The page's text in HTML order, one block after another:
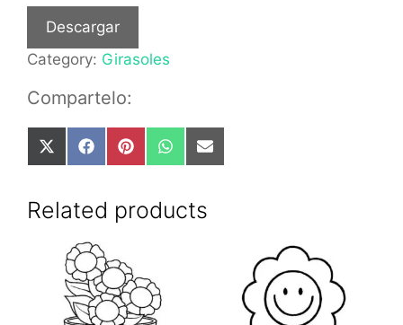
Descargar
Category: Girasoles
Compartelo:
Share
on
(Twitter)
Share
on
Share
on
Share
on
Share
on
Related products